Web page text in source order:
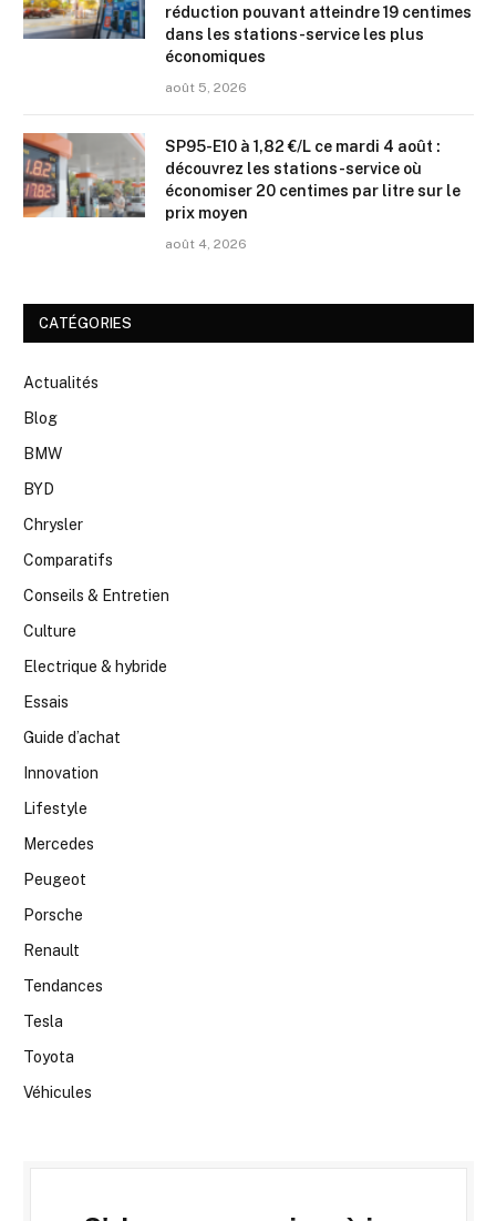
réduction pouvant atteindre 19 centimes
dans les stations-service les plus
économiques
août 5, 2026
SP95-E10 à 1,82 €/L ce mardi 4 août :
découvrez les stations-service où
économiser 20 centimes par litre sur le
prix moyen
août 4, 2026
CATÉGORIES
Actualités
Blog
BMW
BYD
Chrysler
Comparatifs
Conseils & Entretien
Culture
Electrique & hybride
Essais
Guide d’achat
Innovation
Lifestyle
Mercedes
Peugeot
Porsche
Renault
Tendances
Tesla
Toyota
Véhicules